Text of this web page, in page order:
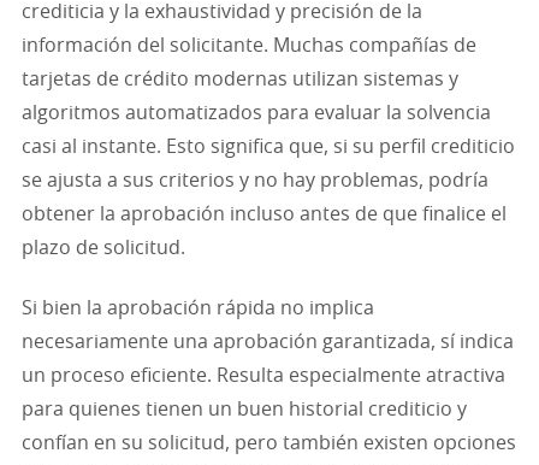
crediticia y la exhaustividad y precisión de la
información del solicitante. Muchas compañías de
tarjetas de crédito modernas utilizan sistemas y
algoritmos automatizados para evaluar la solvencia
casi al instante. Esto significa que, si su perfil crediticio
se ajusta a sus criterios y no hay problemas, podría
obtener la aprobación incluso antes de que finalice el
plazo de solicitud.
Si bien la aprobación rápida no implica
necesariamente una aprobación garantizada, sí indica
un proceso eficiente. Resulta especialmente atractiva
para quienes tienen un buen historial crediticio y
confían en su solicitud, pero también existen opciones